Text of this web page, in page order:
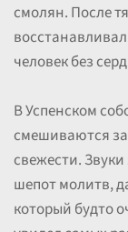
смолян. После
человек без
В Успенском
смешиваются
свежести.
шепот молитв,
который будто